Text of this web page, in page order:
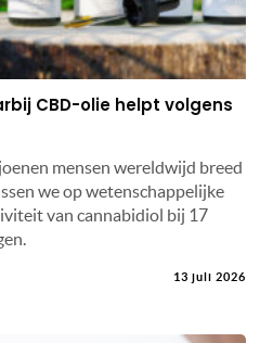
CBD-olie helpt volgens
mensen wereldwijd breed
we op wetenschappelijke
van cannabidiol bij 17
13 juli 2026